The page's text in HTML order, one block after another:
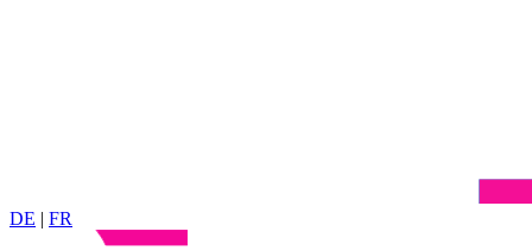
DE | FR